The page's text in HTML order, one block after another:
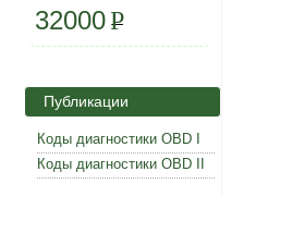
32000P
Публикации
Коды диагностики OBD I
Коды диагностики OBD II